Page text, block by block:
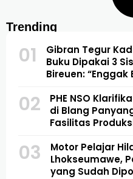
Trending
01
Gibran Tegur
Buku Dipakai 3
Bireuen: “Enggak
02
PHE NSO
di Blang
Fasilitas
03
Motor Pelajar
Lhokseumawe,
yang Sudah